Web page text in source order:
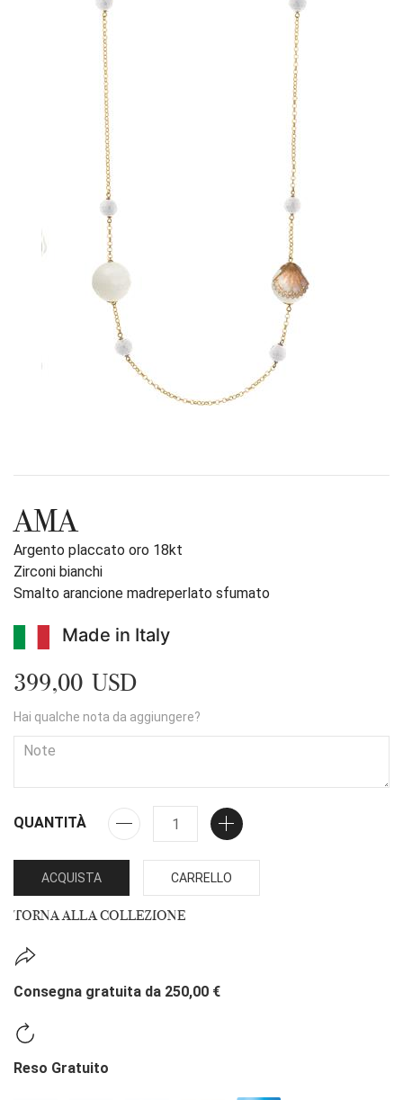
AMA
Argento placcato oro 18kt
Zirconi bianchi
Smalto arancione madreperlato sfumato
Made in Italy
399,00 USD
Hai qualche nota da aggiungere?
QUANTITÀ
ACQUISTA CARRELLO
TORNA ALLA COLLEZIONE
Consegna gratuita da 250,00 €
Reso Gratuito